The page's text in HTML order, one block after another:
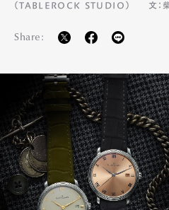
（TABLEROCK STUDIO）
文：
Share: